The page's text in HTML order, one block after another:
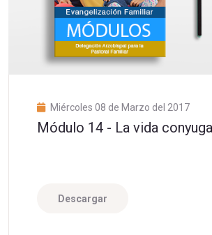
Miércoles 08 de Marzo del 2017
Módulo 14 - La vida
Descargar